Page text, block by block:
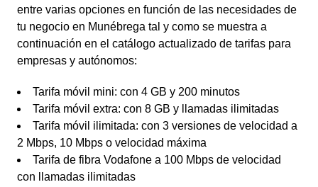
entre varias opciones en función de las necesidades de
tu negocio en Munébrega tal y como se muestra a
continuación en el catálogo actualizado de tarifas para
empresas y autónomos:
Tarifa móvil mini: con 4 GB y 200 minutos
Tarifa móvil extra: con 8 GB y llamadas ilimitadas
Tarifa móvil ilimitada: con 3 versiones de velocidad a
2 Mbps, 10 Mbps o velocidad máxima
Tarifa de fibra Vodafone a 100 Mbps de velocidad
con llamadas ilimitadas